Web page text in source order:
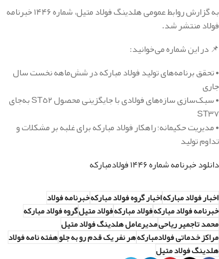
به گزارش روابط عمومی هلدینگ فولاد متیل، شماره ۱۴۴۶ خبرنامه
فولاد منتشر شد.
📌 در این شماره می‌خوانید:
• تحقق برنامه‌های تولید فولاد مبارکه در شش‌ماهه نخست سال
جاری
• سبک‌سازی سازه‌های فولادی با جایگزینی محصول ST٥٢ به‌جای
ST٣٧
• مدیریت حکیمانه؛ راهکار فولاد مبارکه برای غلبه بر مشکلات و
تداوم تولید
دانلود خبرنامه شماره ۱۴۴۶ فولادمبارکه
اخبار فولاد مبارکهاخبار گروه فولاد مبارکهخبرنامه فولاد
خبرنامه فولاد مبارکهفولاد مبارکهفولاد متیلگروه فولاد مبارکه
محمد تاجمیر ریاحیمدیرعامل هلدینگ فولاد متیل
مراکز خدماتی فولادمبارکههر نفر یک قدم رو به جلوهفته نامه فولاد
هلدینگ فولاد متیل